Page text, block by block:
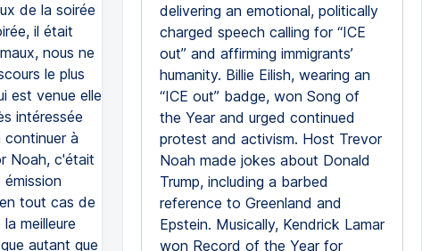
de la soirée
il était
nous ne
le plus
est venue elle
intéressée
continuer à
Noah, c'était
tout cas de
meilleure
autant que
delivering an emotional, politically
charged speech calling for “ICE
out” and affirming immigrants’
humanity. Billie Eilish, wearing an
“ICE out” badge, won Song of
the Year and urged continued
protest and activism. Host Trevor
Noah made jokes about Donald
Trump, including a barbed
reference to Greenland and
Epstein. Musically, Kendrick Lamar
won Record of the Year for